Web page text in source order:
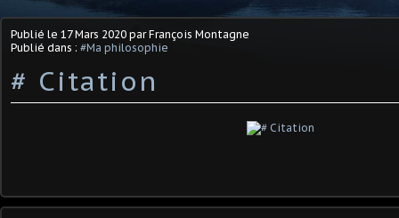
Publié le 17 Mars 2020 par François Montagne
Publié dans : #Ma philosophie
# Citation